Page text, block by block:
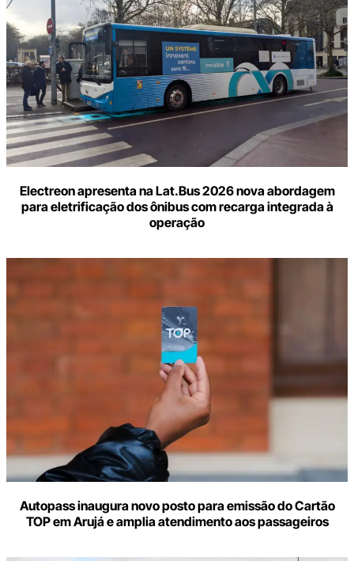
Electreon apresenta na Lat.Bus 2026 nova abordagem
para eletrificação dos ônibus com recarga integrada à
operação
Autopass inaugura novo posto para emissão do Cartão
TOP em Arujá e amplia atendimento aos passageiros